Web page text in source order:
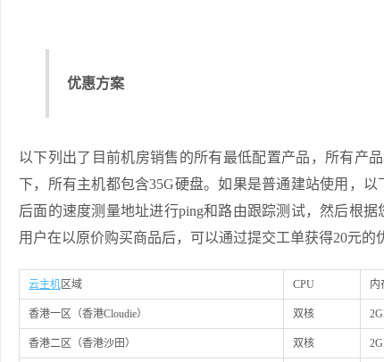
优惠方案
以下列出了目前机房销售的所有最低配置产品，所有产
下，所有主机都包含35G硬盘。如果是普通建站使用，
后面的速度测量地址进行ping和路由跟踪测试，然后根
用户在以原价购买商品后，可以通过提交工单获得20元的
云主机 区域 CPU 内
香港一区（香港Cloudie） 双核
香港二区（香港沙田） 双核